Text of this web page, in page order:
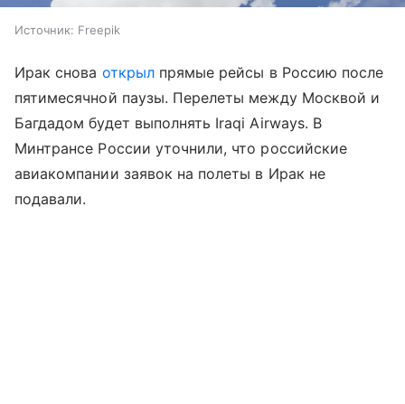
Источник: Freepik
Ирак снова открылпрямые рейсы в Россию после
пятимесячной паузы. Перелеты между Москвой и
Багдадом будет выполнять Iraqi Airways. В
Минтрансе России уточнили, что российские
авиакомпании заявок на полеты в Ирак не
подавали.